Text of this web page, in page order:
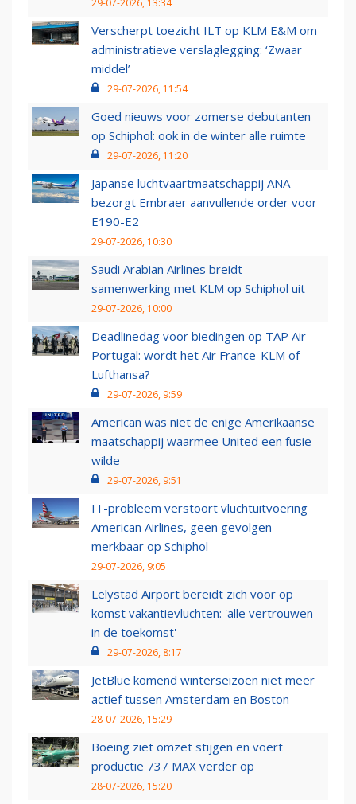
Verscherpt toezicht ILT op KLM E&M om
administratieve verslaglegging: ‘Zwaar
middel’
29-07-2026, 11:54
Goed nieuws voor zomerse debutanten
op Schiphol: ook in de winter alle ruimte
29-07-2026, 11:20
Japanse luchtvaartmaatschappij ANA
bezorgt Embraer aanvullende order voor
E190-E2
29-07-2026, 10:30
Saudi Arabian Airlines breidt
samenwerking met KLM op Schiphol uit
29-07-2026, 10:00
Deadlinedag voor biedingen op TAP Air
Portugal: wordt het Air France-KLM of
Lufthansa?
29-07-2026, 9:59
American was niet de enige Amerikaanse
maatschappij waarmee United een fusie
wilde
29-07-2026, 9:51
IT-probleem verstoort vluchtuitvoering
American Airlines, geen gevolgen
merkbaar op Schiphol
29-07-2026, 9:05
Lelystad Airport bereidt zich voor op
komst vakantievluchten: 'alle vertrouwen
in de toekomst'
29-07-2026, 8:17
JetBlue komend winterseizoen niet meer
actief tussen Amsterdam en Boston
28-07-2026, 15:29
Boeing ziet omzet stijgen en voert
productie 737 MAX verder op
28-07-2026, 15:20